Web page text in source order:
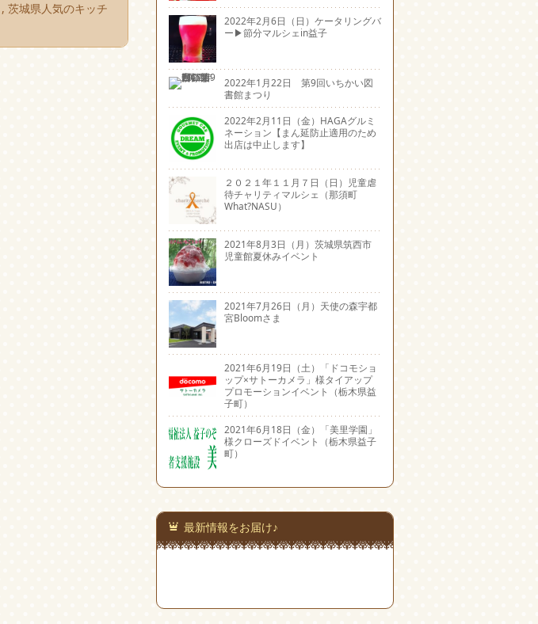
, 茨城県人気のキッチ
2022年2月6日（日）ケータリングバ
ー▶節分マルシェin益子
2022年1月22日 第9回いちかい図
書館まつり
2022年2月11日（金）HAGAグルミ
ネーション【まん延防止適用のため
出店は中止します】
２０２１年１１月７日（日）児童虐
待チャリティマルシェ（那須町
What?NASU）
2021年8月3日（月）茨城県筑西市
児童館夏休みイベント
2021年7月26日（月）天使の森宇都
宮Bloomさま
2021年6月19日（土）「ドコモショ
ップ×サトーカメラ」様タイアップ
プロモーションイベント（栃木県益
子町）
2021年6月18日（金）「美里学園」
様クローズドイベント（栃木県益子
町）
最新情報をお届け♪